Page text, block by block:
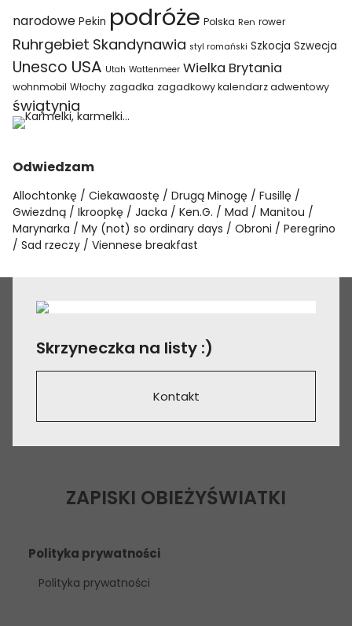
narodowe Pekin podróże Polska Ren rower
Ruhrgebiet Skandynawia styl romański Szkocja Szwecja
Unesco USA Utah Wattenmeer Wielka Brytania
wohnmobil Włochy zagadka zagadkowy kalendarz adwentowy
świątynia
Odwiedzam
Allochtonkę Ciekawaostę Drugą Minogę
Fusillę
Gwiezdną
Ikroopkę Jacka Ken.G. Mad
Manitou
Marynarka
My (not) so ordinary days Obroni
Peregrino
Sad rzeczy
Viennese breakfast
Skrzyneczka na listy :)
Kontakt
ZAPISKI OBIEŻYŚWIATKI
Polityka prywatności
Polityka prywatności